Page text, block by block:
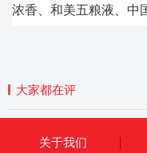
浓香、和美五粮液、中
大家都在评
关于我们